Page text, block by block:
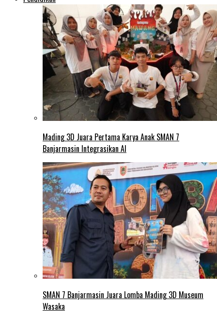
Mading 3D Juara Pertama Karya Anak SMAN 7
Banjarmasin Integrasikan AI
SMAN 7 Banjarmasin Juara Lomba Mading 3D Museum
Wasaka